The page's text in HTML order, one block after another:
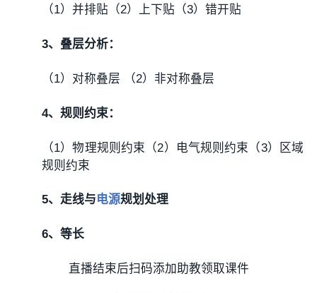
（1）并排贴（2）上下贴（3）错开贴
3、叠层分析：
（1）对称叠层 （2）非对称叠层
4、规则约束：
（1）物理规则约束（2）电气规则约束（3）区域
规则约束
5、走线与电源规划处理
6、等长
直播结束后扫码添加助教领取课件